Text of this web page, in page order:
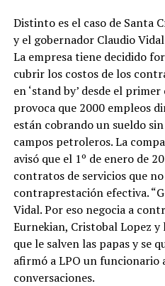
Distinto es el caso de Santa
y el gobernador Claudio
La empresa tiene decidido
cubrir los costos de los
en ‘stand by’ desde el
provoca que 2000 empleos
están cobrando un sueldo
campos petroleros. La
avisó que el 1º de enero de
contratos de servicios que
contraprestación efectiva.
Vidal. Por eso negocia a
Eurnekian, Cristobal Lopez y
que le salven las papas y se
afirmó a LPO un funcionario
conversaciones.